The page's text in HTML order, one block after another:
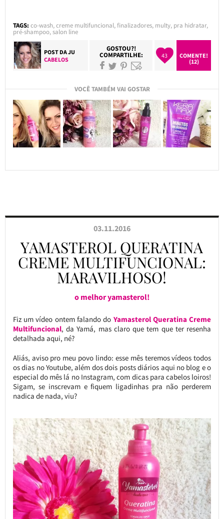
TAGS: co-wash,creme multifuncional,finalizadores, multy, pra hidratar,
pré-shampoo,salon line
POST DAJU
CABELOS
GOSTOU?!
COMPARTILHE: 43
COMENTE!
(12)
VOCÊ TAMBÉM VAI GOSTAR
03.11.2016
YAMASTEROL QUERATINA
CREME MULTIFUNCIONAL:
MARAVILHOSO!
o melhor yamasterol!
Fiz um vídeo ontem falando do Yamasterol Queratina Creme
Multifuncional, da Yamá, mas claro que tem que ter resenha
detalhada aqui, né?
Aliás, aviso pro meu povo lindo: esse mês teremos vídeos todos
os dias no Youtube, além dos dois posts diários aqui no blog e o
especial do mês lá no Instagram, com dicas para cabelos loiros!
Sigam, se inscrevam e fiquem ligadinhas pra não perderem
nadica de nada, viu?